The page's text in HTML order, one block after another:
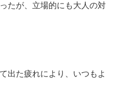
たが、立場的にも大人の対
出た疲れにより、いつもよ